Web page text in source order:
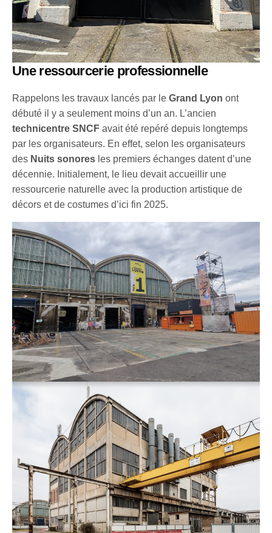
Une ressourcerie professionnelle
Rappelons les travaux lancés par leGrand Lyon ont
débuté il y a seulement moins d’un an. L’ancien
technicentre SNCFavait été repéré depuis longtemps
par les organisateurs. En effet, selon les organisateurs
des Nuits sonores les premiers échanges datent d’une
décennie. Initialement, le lieu devait accueillir une
ressourcerie naturelle avec la production artistique de
décors et de costumes d’ici fin 2025.